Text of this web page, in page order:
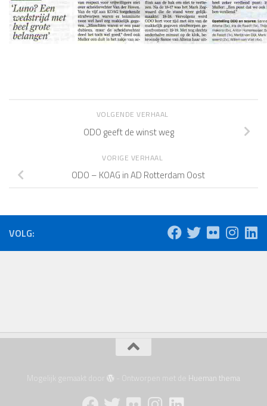
VOLGENDE VERHAAL
ODO geeft de winst weg
VORIGE VERHAAL
ODO – KOAG in AD Rotterdam Oost
VOLG:
Mogelijk gemaakt door - Ontworpen met de Hueman thema